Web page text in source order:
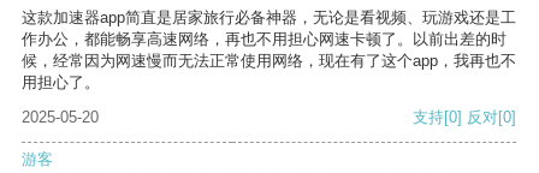
这款加速器app简直是居家旅行必备神器，无论是看视频、玩游戏还是工
作办公，都能畅享高速网络，再也不用担心网速卡顿了。以前出差的时
候，经常因为网速慢而无法正常使用网络，现在有了这个app，我再也不
用担心了。
2025-05-20
支持[0] 反对[0]
游客